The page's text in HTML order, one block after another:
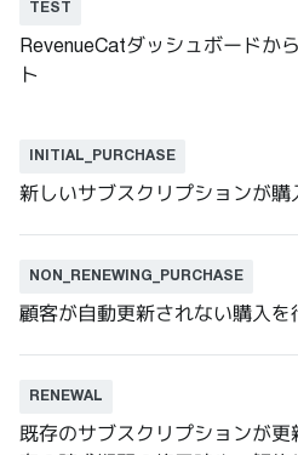
TEST
RevenueCatダッシュボードか
ト
INITIAL_PURCHASE
新しいサブスクリプションが購
NON_RENEWING_PURCHASE
顧客が自動更新されない購入を
RENEWAL
既存のサブスクリプションが